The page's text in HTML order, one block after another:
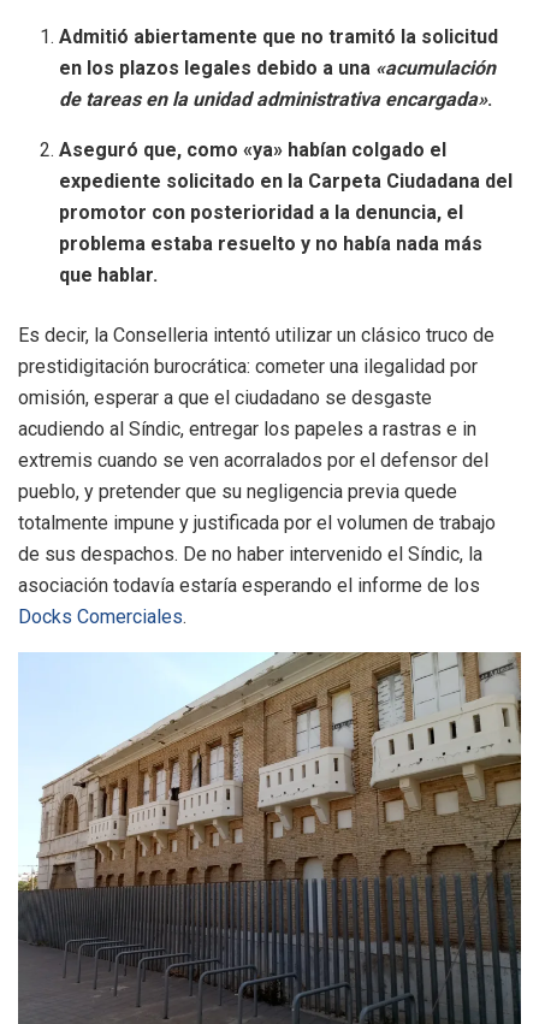
Admitió abiertamente que no tramitó la solicitud
en los plazos legales debido a una «acumulación
de tareas en la unidad administrativa encargada».
Aseguró que, como «ya» habían colgado el
expediente solicitado en la Carpeta Ciudadana del
promotor con posterioridad a la denuncia, el
problema estaba resuelto y no había nada más
que hablar.
Es decir, la Conselleria intentó utilizar un clásico truco de
prestidigitación burocrática: cometer una ilegalidad por
omisión, esperar a que el ciudadano se desgaste
acudiendo al Síndic, entregar los papeles a rastras e in
extremis cuando se ven acorralados por el defensor del
pueblo, y pretender que su negligencia previa quede
totalmente impune y justificada por el volumen de trabajo
de sus despachos. De no haber intervenido el Síndic, la
asociación todavía estaría esperando el informe de los
Docks Comerciales.